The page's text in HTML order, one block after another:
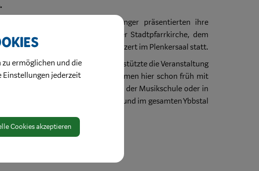
jungen Sängerinnen und Sänger präsentierten ihre
– vor dem Offenen Rathaus, der Stadtpfarrkirche, dem
das Begegnungsfest mit Chorkonzert im Plenkersaal statt.
Engagement der Kinder und unterstützte die Veranstaltung
ist eine Musikstadt. Kinder kommen hier schon früh mit
Musizieren – sei es in der Schule, der Musikschule oder in
Arbeit in unserer Stadt und im gesamten Ybbstal
ermöglichen und die
Einstellungen jederzeit
Cookies akzeptieren